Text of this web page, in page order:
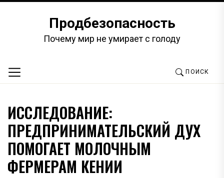
содержимомуПродбезопасность
Почему мир не умирает с голоду
ПОИСК
ИССЛЕДОВАНИЕ:
ПРЕДПРИНИМАТЕЛЬСКИЙ ДУХ
ПОМОГАЕТ МОЛОЧНЫМ
ФЕРМЕРАМ КЕНИИ